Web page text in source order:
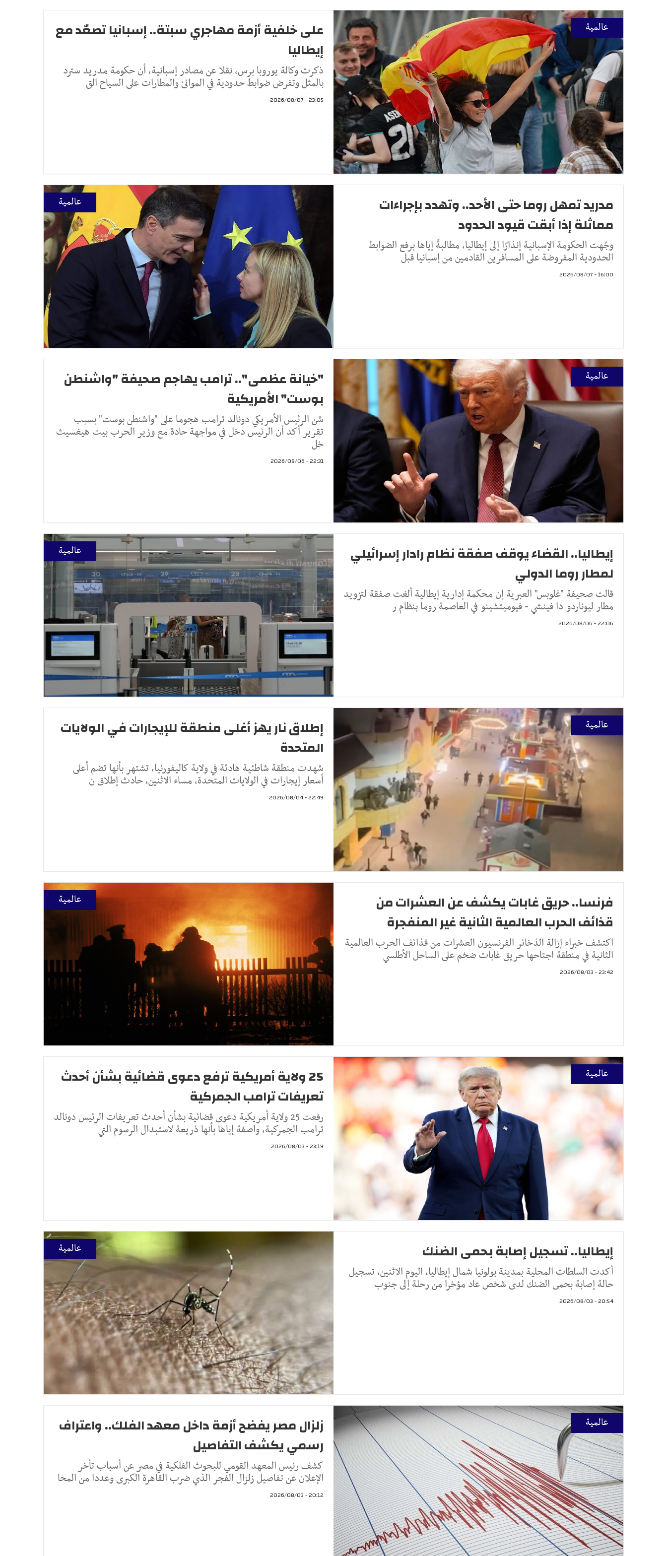
عالمية
على خلفية أزمة مهاجري سبتة.. إسبانيا تصعّد مع
إيطاليا
ذكرت وكالة يوروبا برس، نقلا عن مصادر إسبانية، أن حكومة مدريد سترد
بالمثل وتفرض ضوابط حدودية في الموانئ والمطارات على السياح الق
23:05 - 2026/08/07
عالمية
مدريد تمهل روما حتى الأحد.. وتهدد بإجراءات
مماثلة إذا أبقت قيود الحدود
وجّهت الحكومة الإسبانية إنذارًا إلى إيطاليا، مطالبةً إياها برفع الضوابط
الحدودية المفروضة على المسافرين القادمين من إسبانيا قبل
16:00 - 2026/08/07
عالمية
"خيانة عظمى".. ترامب يهاجم صحيفة "واشنطن
بوست" الأمريكية
شن الرئيس الأمريكي دونالد ترامب هجوما على "واشنطن بوست" بسبب
تقرير أكد أن الرئيس دخل في مواجهة حادة مع وزير الحرب بيت هيغسيث
خل
22:31 - 2026/08/06
عالمية
إيطاليا.. القضاء يوقف صفقة نظام رادار إسرائيلي
لمطار روما الدولي
قالت صحيفة "غلوبس" العبرية إن محكمة إدارية إيطالية ألغت صفقة لتزويد
مطار ليوناردو دا فينشي - فيوميتشينو في العاصمة روما بنظام ر
22:06 - 2026/08/06
عالمية
إطلاق نار يهز أغلى منطقة للإيجارات في الولايات
المتحدة
شهدت منطقة شاطئية هادئة في ولاية كاليفورنيا، تشتهر بأنها تضم أعلى
أسعار إيجارات في الولايات المتحدة، مساء الاثنين، حادث إطلاق ن
22:49 - 2026/08/04
عالمية
فرنسا.. حريق غابات يكشف عن العشرات من
قذائف الحرب العالمية الثانية غير المنفجرة
اكتشف خبراء إزالة الذخائر الفرنسيون العشرات من قذائف الحرب العالمية
الثانية في منطقة اجتاحها حريق غابات ضخم على الساحل الأطلسي
23:42 - 2026/08/03
عالمية
25 ولاية أمريكية ترفع دعوى قضائية بشأن أحدث
تعريفات ترامب الجمركية
رفعت 25 ولاية أمريكية دعوى قضائية بشأن أحدث تعريفات الرئيس دونالد
ترامب الجمركية، واصفة إياها بأنها ذريعة لاستبدال الرسوم التي
23:19 - 2026/08/03
عالمية إيطاليا.. تسجيل إصابة بحمى الضنك
أكدت السلطات المحلية بمدينة بولونيا شمال إيطاليا، اليوم الاثنين، تسجيل
حالة إصابة بحمى الضنك لدى شخص عاد مؤخرا من رحلة إلى جنوب
20:54 - 2026/08/03
عالمية
زلزال مصر يفضح أزمة داخل معهد الفلك.. واعتراف
رسمي يكشف التفاصيل
كشف رئيس المعهد القومي للبحوث الفلكية في مصر عن أسباب تأخر
الإعلان عن تفاصيل زلزال الفجر الذي ضرب القاهرة الكبرى وعددا من المحا
20:12 - 2026/08/03